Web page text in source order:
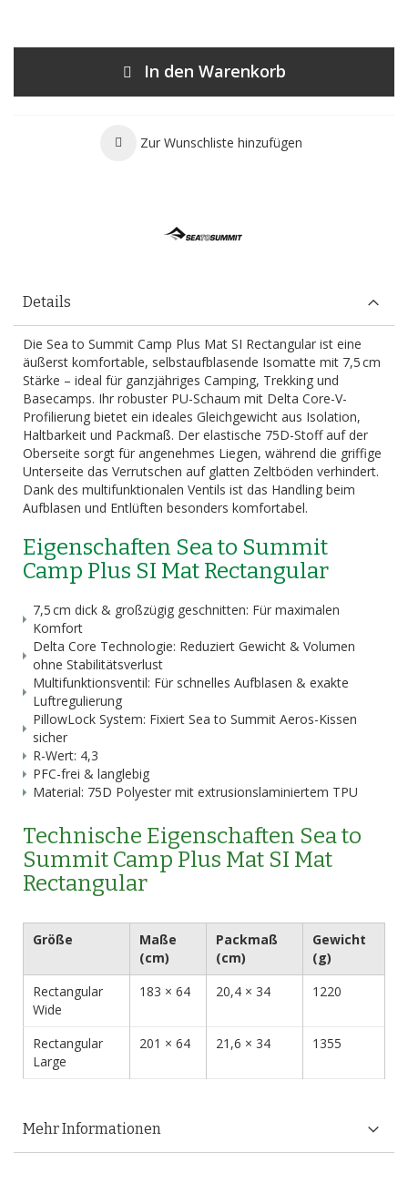
In den Warenkorb
Zur Wunschliste hinzufügen
Details
Die Sea to Summit Camp Plus Mat SI Rectangular ist eine
äußerst komfortable, selbstaufblasende Isomatte mit 7,5 cm
Stärke – ideal für ganzjähriges Camping, Trekking und
Basecamps. Ihr robuster PU-Schaum mit Delta Core-V-
Profilierung bietet ein ideales Gleichgewicht aus Isolation,
Haltbarkeit und Packmaß. Der elastische 75D-Stoff auf der
Oberseite sorgt für angenehmes Liegen, während die griffige
Unterseite das Verrutschen auf glatten Zeltböden verhindert.
Dank des multifunktionalen Ventils ist das Handling beim
Aufblasen und Entlüften besonders komfortabel.
Eigenschaften Sea to Summit
Camp Plus SI Mat Rectangular
7,5 cm dick & großzügig geschnitten: Für maximalen
Komfort
Delta Core Technologie: Reduziert Gewicht & Volumen
ohne Stabilitätsverlust
Multifunktionsventil: Für schnelles Aufblasen & exakte
Luftregulierung
PillowLock System: Fixiert Sea to Summit Aeros-Kissen
sicher
R-Wert: 4,3
PFC-frei & langlebig
Material: 75D Polyester mit extrusionslaminiertem TPU
Technische Eigenschaften Sea to
Summit Camp Plus Mat SI Mat
Rectangular
Größe
Maße
(cm)
Packmaß
(cm)
Gewicht
(g)
Rectangular
Wide
183 × 64 20,4 × 34 1220
Rectangular
Large
201 × 64 21,6 × 34 1355
Mehr Informationen